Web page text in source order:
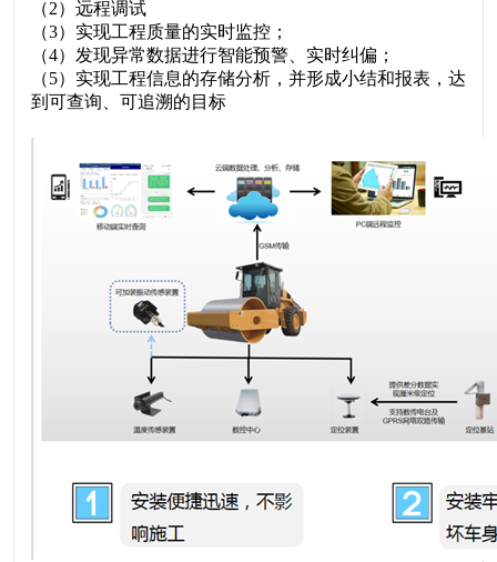
（2）远程调试
（3）实现工程质量的实时监控；
（4）发现异常数据进行智能预警、实时纠偏；
（5）实现工程信息的存储分析，并形成小结和报表，达
到可查询、可追溯的目标